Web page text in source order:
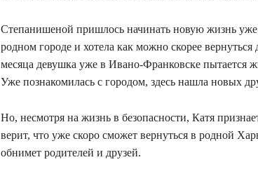
Степанишеной пришлось начинать новую жизнь
родном городе и хотела как можно скорее
месяца девушка уже в Ивано-Франковске
Уже познакомилась с городом, здесь нашла новых
Но, несмотря на жизнь в безопасности, Катя
верит, что уже скоро сможет вернуться в родной
обнимет родителей и друзей.